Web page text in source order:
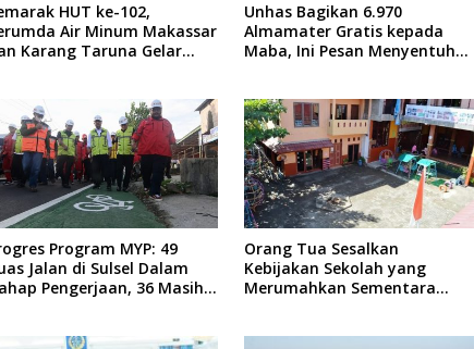
HUT ke-102,
Air Minum Makassar
Karang Taruna Gelar
Unhas Bagikan 6.970
Almamater Gratis kepada
Maba, Ini Pesan Menyentuh
Program MYP: 49
Jalan di Sulsel Dalam
Pengerjaan, 36 Masih
Orang Tua Sesalkan
Kebijakan Sekolah yang
Merumahkan Sementara